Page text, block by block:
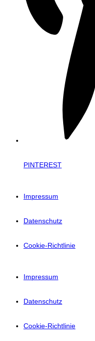
PINTEREST
Impressum
Datenschutz
Cookie-Richtlinie
Impressum
Datenschutz
Cookie-Richtlinie